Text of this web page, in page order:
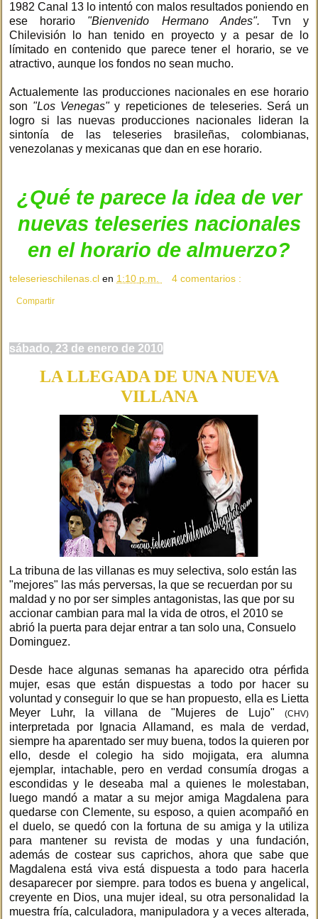
1982 Canal 13 lo intentó con malos resultados poniendo en
ese horario "Bienvenido Hermano Andes". Tvn y
Chilevisión lo han tenido en proyecto y a pesar de lo
límitado en contenido que parece tener el horario, se ve
atractivo, aunque los fondos no sean mucho.
Actualemente las producciones nacionales en ese horario
son "Los Venegas"y repeticiones de teleseries. Será un
logro si las nuevas producciones nacionales lideran la
sintonía de las teleseries brasileñas, colombianas,
venezolanas y mexicanas que dan en ese horario.
¿Qué te parece la idea de ver
nuevas teleseries nacionales
en el horario de almuerzo?
teleserieschilenas.cl en 1:10 p.m. 4 comentarios :
Compartir
sábado, 23 de enero de 2010
LA LLEGADA DE UNA NUEVA
VILLANA
La tribuna de las villanas es muy selectiva, solo están las
"mejores" las más perversas, la que se recuerdan por su
maldad y no por ser simples antagonistas, las que por su
accionar cambian para mal la vida de otros, el 2010 se
abrió la puerta para dejar entrar a tan solo una, Consuelo
Dominguez.
Desde hace algunas semanas ha aparecido otra pérfida
mujer, esas que están dispuestas a todo por hacer su
voluntad y conseguir lo que se han propuesto, ella es Lietta
Meyer Luhr, la villana de "Mujeres de Lujo"
(CHV)
interpretada por Ignacia Allamand, es mala de verdad,
siempre ha aparentado ser muy buena, todos la quieren por
ello, desde el colegio ha sido mojigata, era alumna
ejemplar, intachable, pero en verdad consumía drogas a
escondidas y le deseaba mal a quienes le molestaban,
luego mandó a matar a su mejor amiga Magdalena para
quedarse con Clemente, su esposo, a quien acompañó en
el duelo, se quedó con la fortuna de su amiga y la utiliza
para mantener su revista de modas y una fundación,
además de costear sus caprichos, ahora que sabe que
Magdalena está viva está dispuesta a todo para hacerla
desaparecer por siempre. para todos es buena y angelical,
creyente en Dios, una mujer ideal, su otra personalidad la
muestra fría, calculadora, manipuladora y a veces alterada,